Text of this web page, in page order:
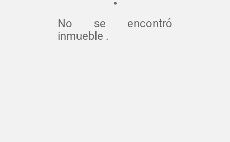
No se encontró
inmueble .